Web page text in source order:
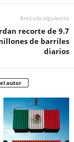
Artículo siguiente
recorte de 9.7
de barriles
diarios
autor